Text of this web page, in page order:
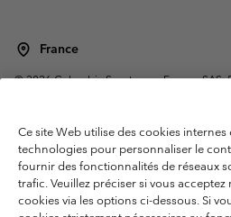
France
©2026Columbia Sportswear Europe SAS.
Garanties Légales
Politique de
Conditions d'utilisation - Membres
Conditions D'utilisation - Contenu généré
Ce site Web utilise des cookies internes
technologies pour personnaliser le
fournir des fonctionnalités de réseaux
trafic. Veuillez préciser si vous
cookies via les options ci-dessous. Si
Veuillez sélectionner votre
votre